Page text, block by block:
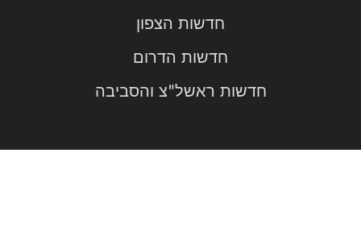
חדשות הצפון
חדשות הדרום
חדשות ראשל"צ והסביבה